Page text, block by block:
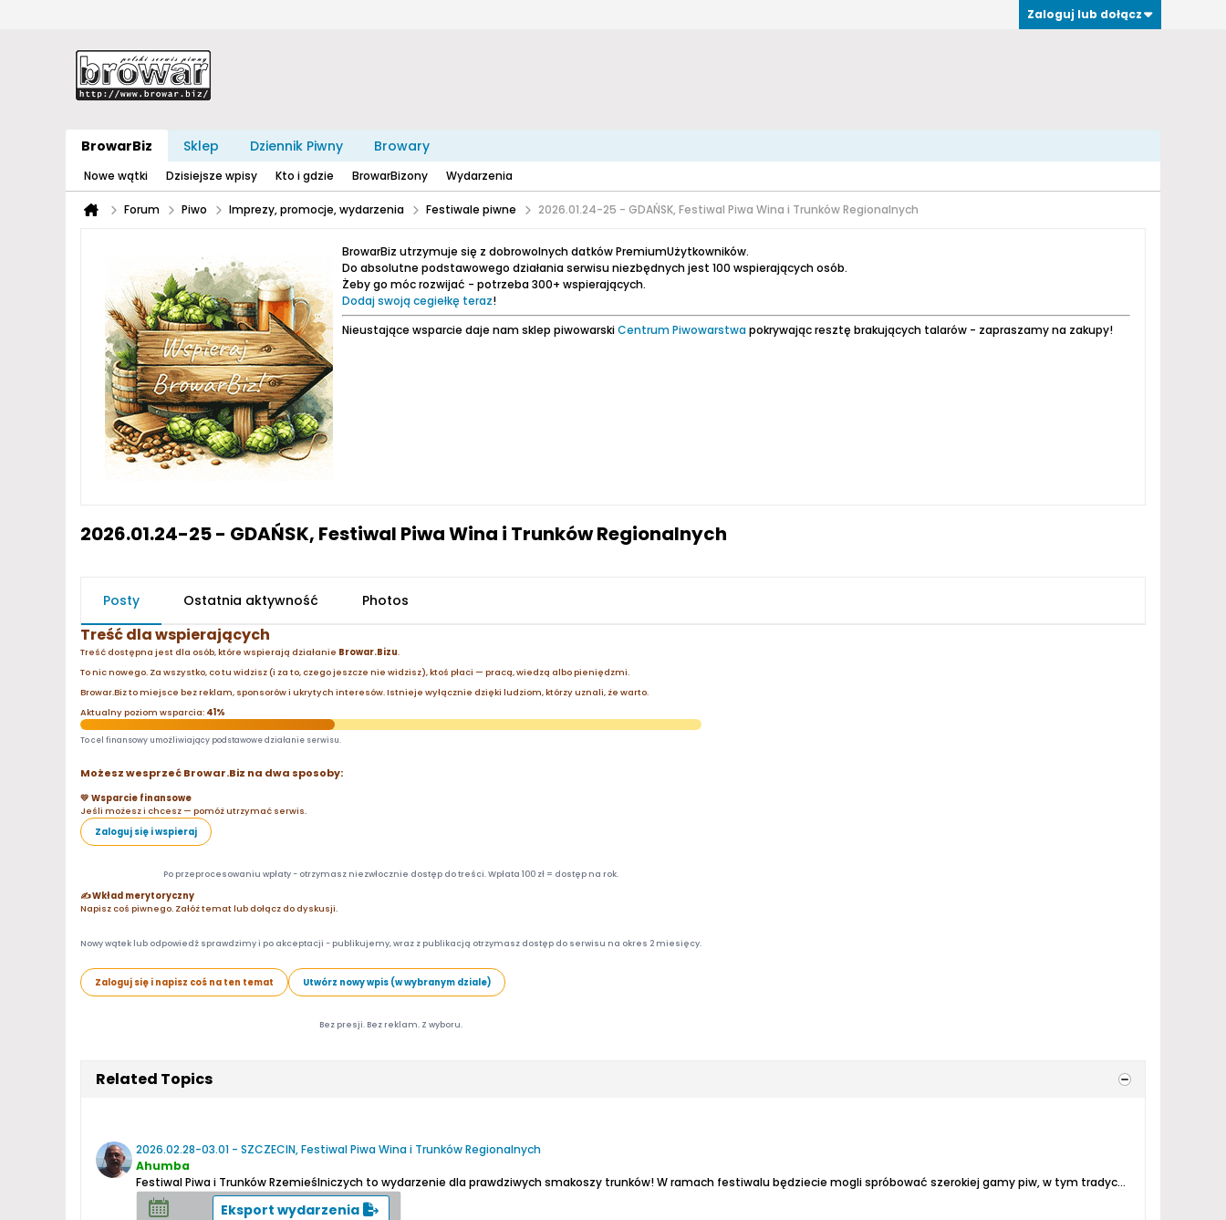
Zaloguj lub dołącz
BrowarBiz Sklep Dziennik Piwny Browary
Nowe wątki Dzisiejsze wpisy Kto i gdzie BrowarBizony Wydarzenia
Forum Piwo Imprezy, promocje, wydarzenia Festiwale piwne 2026.01.24-25 - GDAŃSK, Festiwal Piwa Wina i Trunków Regionalnych
BrowarBiz utrzymuje się z dobrowolnych datków PremiumUżytkowników.
Do absolutne podstawowego działania serwisu niezbędnych jest 100 wspierających osób.
Żeby go móc rozwijać - potrzeba 300+ wspierających.
Dodaj swoją cegiełkę teraz!
Nieustające wsparcie daje nam sklep piwowarskiCentrum Piwowarstwapokrywając resztę brakujących talarów - zapraszamy na zakupy!
2026.01.24-25 - GDAŃSK, Festiwal Piwa Wina i Trunków Regionalnych
Posty Ostatnia aktywność Photos
Treść dla wspierających
Treść dostępna jest dla osób, które wspierają działanie Browar.Bizu.
To nic nowego. Za wszystko, co tu widzisz (i za to, czego jeszcze nie widzisz), ktoś płaci — pracą, wiedzą albo pieniędzmi.
Browar.Biz to miejsce bez reklam, sponsorów i ukrytych interesów. Istnieje wyłącznie dzięki ludziom, którzy uznali, że warto.
Aktualny poziom wsparcia: 41%
To cel finansowy umożliwiający podstawowe działanie serwisu.
Możesz wesprzeć Browar.Biz na dwa sposoby:
💛 Wsparcie finansowe
Jeśli możesz i chcesz — pomóż utrzymać serwis.
Zaloguj się i wspieraj
Po przeprocesowaniu wpłaty - otrzymasz niezwłocznie dostęp do treści. Wpłata 100 zł = dostęp na rok.
✍️ Wkład merytoryczny
Napisz coś piwnego. Załóż temat lub dołącz do dyskusji.
Nowy wątek lub odpowiedź sprawdzimy i po akceptacji - publikujemy, wraz z publikacją otrzymasz dostęp do serwisu na okres 2 miesięcy.
Zaloguj się i napisz coś na ten temat Utwórz nowy wpis (w wybranym dziale)
Bez presji. Bez reklam. Z wyboru.
Related Topics
2026.02.28-03.01 - SZCZECIN, Festiwal Piwa Wina i Trunków Regionalnych
Ahumba
Festiwal Piwa i Trunków Rzemieślniczych to wydarzenie dla prawdziwych smakoszy trunków!W ramach festiwalu będziecie mogli spróbować szerokiej gamy piw, w tym tradycyjnych stylów, nowatorskich receptur oraz limitowanych edycji, prezentowanych przez lokalne browary oraz znane marki z całego...
Eksport wydarzenia